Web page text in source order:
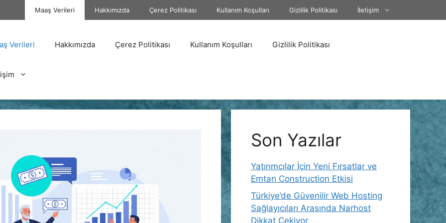
Maaş Verileri Hakkımızda Çerez Politikası Kullanım Koşulları Gizlilik Politikası İletişim
Verileri Hakkımızda Çerez Politikası Kullanım Koşulları Gizlilik Politikası
Son Yazılar
Yatırımcılar İçin Yeni Fırsatlar ve
Emtan Construction Etkisi
Türkiye’de Güvenilir Web Hosting
Sağlayıcıları Arasında Narhost
Dikkat Çekiyor